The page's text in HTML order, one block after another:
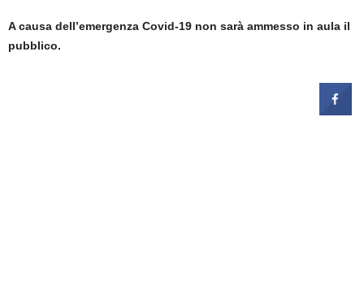
A causa dell’emergenza Covid-19 non sarà ammesso in aula il
pubblico.